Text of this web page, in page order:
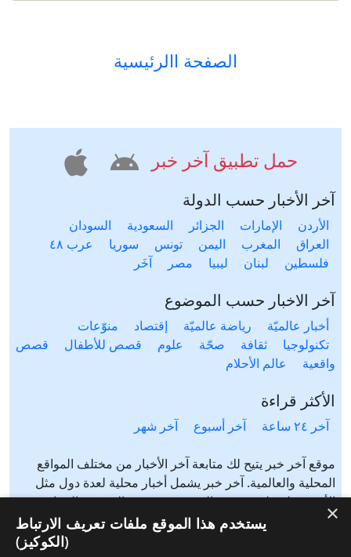
الصفحة االرئيسية
حمل تطبيق آخر خبر
آخر الأخبار حسب الدولة
الأردن الإمارات الجزائر السعودية
السودان
العراق
المغرب اليمن تونس سوريا
عرب ٤٨
فلسطين
لبنان ليبيا مصر آخَر
آخر الاخبار حسب الموضوع
أخبار عالميّة رياضة عالميّة إقتصاد
منوّعات
تكنولوجيا
ثقافة صحّة علوم قصص للأطفال
قصص
واقعية
عالم الأحلام
الأكثر قراءة
آخر ٢٤ ساعة آخر أسبوع آخر شهر
موقع آخر خبر يتيح لك متابعة آخر الأخبار من مختلف المواقع
المحلية والعالمية. آخر خبر يشمل أخبار محلية لعدة دول مثل
الأردن، فلسطين، مصر، السعودية، تونس، المغرب، الجزائر،
عرب ٤٨، لبنان، العراق، اليمن وغيرها آخر خبر يتيح متابعة أخبار
من شتى المواضيع مثل: أخبار محلية، أخبار عالمية، رياضة،
×
يستخدم هذا الموقع ملفات تعريف الارتباط
(الكوكيز)